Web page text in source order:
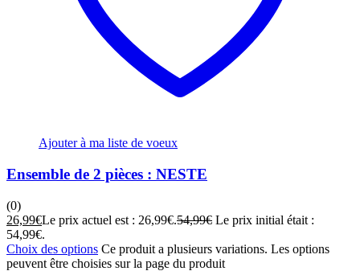
Ajouter à ma liste de voeux
Ensemble de 2 pièces : NESTE
(0)
26,99€Le prix actuel est : 26,99€.54,99€ Le prix initial était :
54,99€.
Choix des options Ce produit a plusieurs variations. Les options
peuvent être choisies sur la page du produit